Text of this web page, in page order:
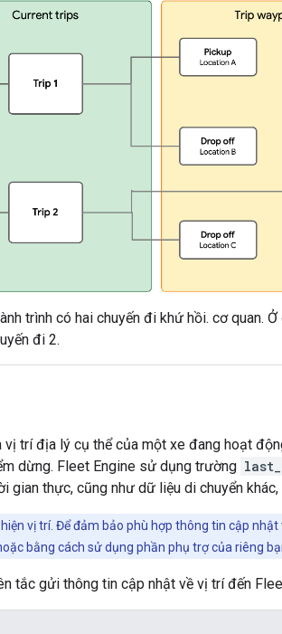
trình có hai chuyến đi khứ hồi. cơ quan.
đi 2.
vị trí địa lý cụ thể của một xe đang hoạt
dừng. Fleet Engine sử dụng trường
gian thực, cũng như dữ liệu di chuyển
vị trí. Để đảm bảo phù hợp thông tin cập
bằng cách sử dụng phần phụ trợ của riêng
tắc gửi thông tin cập nhật về vị trí đến